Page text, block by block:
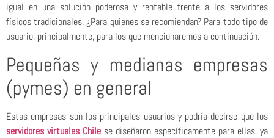
igual en una solución poderosa y rentable frente a los servidores
físicos tradicionales. ¿Para quienes se recomiendan? Para todo tipo de
usuario, principalmente, para los que mencionaremos a continuación.
Pequeñas y medianas empresas
(pymes) en general
Estas empresas son los principales usuarios y podría decirse que los
servidores virtuales Chile se diseñaron específicamente para ellas, ya